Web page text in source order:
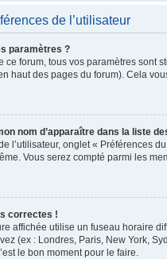
de l’utilisateur
paramètres ?
ce forum, tous vos paramètres sont
haut des pages du forum). Cela
nom d’apparaître dans la liste
l’utilisateur, onglet « Préférences
Vous serez compté parmi les
correctes !
affichée utilise un fuseau horaire
(ex : Londres, Paris, New York,
le bon moment pour le faire.